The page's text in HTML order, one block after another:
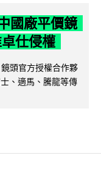
國廠平價鏡
仕侵權
頭官方授權合作夥
、適馬、騰龍等傳